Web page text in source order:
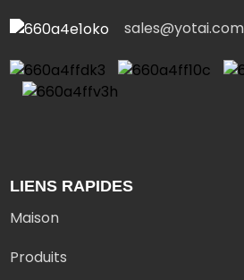
sales@yotai.com
LIENS RAPIDES
Maison
Produits